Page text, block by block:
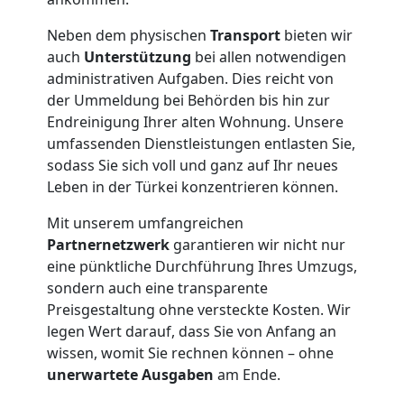
Neben dem physischen Transport bieten wir
auch Unterstützung bei allen notwendigen
administrativen Aufgaben. Dies reicht von
der Ummeldung bei Behörden bis hin zur
Endreinigung Ihrer alten Wohnung. Unsere
umfassenden Dienstleistungen entlasten Sie,
sodass Sie sich voll und ganz auf Ihr neues
Leben in der Türkei konzentrieren können.
Mit unserem umfangreichen
Partnernetzwerk garantieren wir nicht nur
eine pünktliche Durchführung Ihres Umzugs,
sondern auch eine transparente
Preisgestaltung ohne versteckte Kosten. Wir
legen Wert darauf, dass Sie von Anfang an
wissen, womit Sie rechnen können – ohne
unerwartete Ausgaben am Ende.
Übersiedlung
Wolfsberg
Klaviertransport
Wolfsberg
Privatumzug
Wolfsberg
Tresortransport